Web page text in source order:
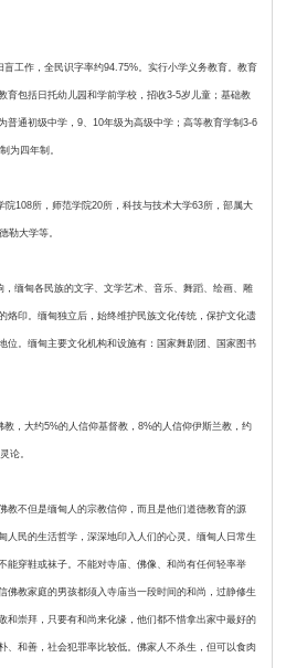
盲工作，全民识字率约94.75%。实行小学义务教育。教育
育包括日托幼儿园和学前学校，招收3-5岁儿童；基础教
普通初级中学，9、10年级为高级中学；高等教育学制3-6
为四年制。
108所，师范学院20所，科技与技术大学63所，部属大
勒大学等。
，缅甸各民族的文字、文学艺术、音乐、舞蹈、绘画、雕
烙印。缅甸独立后，始终维护民族文化传统，保护文化遗
位。缅甸主要文化机构和设施有：国家舞剧团、国家图书
教，大约5%的人信仰基督教，8%的人信仰伊斯兰教，约
论。
不但是缅甸人的宗教信仰，而且是他们道德教育的源
人民的生活哲学，深深地印入人们的心灵。缅甸人日常生
能穿鞋或袜子。不能对寺庙、佛像、和尚有任何轻率举
佛教家庭的男孩都须入寺庙当一段时间的和尚，过静修生
和崇拜，只要有和尚来化缘，他们都不惜拿出家中最好的
、和善，社会犯罪率比较低。佛家人不杀生，但可以食肉